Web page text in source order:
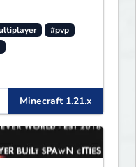
#pvp
Minecraft 1.21.x